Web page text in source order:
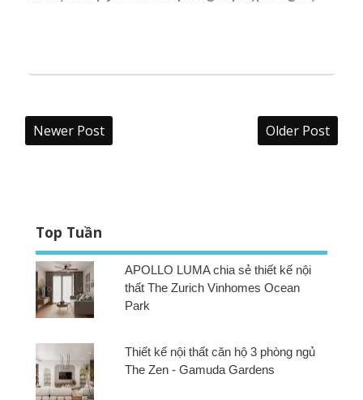
Newer Post Older Post
Top Tuần
APOLLO LUMA chia sẻ thiết kế nội
thất The Zurich Vinhomes Ocean
Park
Thiết kế nội thất căn hộ 3 phòng ngủ
The Zen - Gamuda Gardens